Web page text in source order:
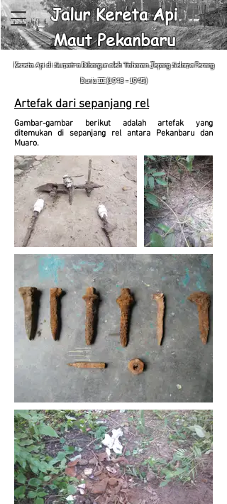
Jalur Kereta Api
Maut Pekanbaru
Kereta Api di Sumatra Dibangun oleh Tahanan Jepang Selama Perang
Dunia II(1943 - 1945)
Artefak dari sepanjang rel
Gambar-gambar berikut adalah artefak yang
ditemukan di sepanjang rel antara Pekanbaru dan
Muaro.